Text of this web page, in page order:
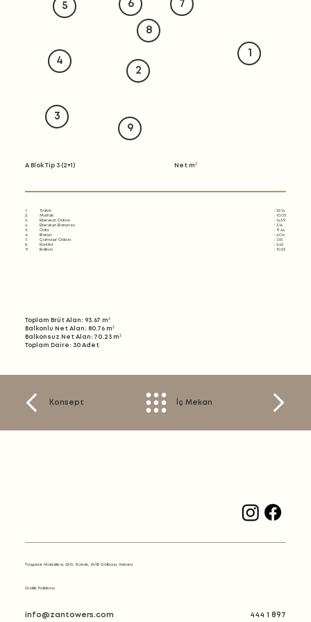
1
2
3
4
5 6 7
8
9
A Blok Tip 3 (2+1) Net m²
1.
2.
3.
4.
5.
6.
7.
8.
9.
Salon
Mutfak
Ebeveyn Odası
Ebeveyn Banyosu
Oda
Banyo
Çamaşır Odası
Koridor
Balkon
: 22.14
: 10.05
: 14.39
: 3.14
: 9.44
: 4.06
: 1.55
: 5.45
: 10.53
Toplam Brüt Alan: 93.67 m²
Balkonlu Net Alan: 80.76 m²
Balkonsuz Net Alan: 70.23 m²
Toplam Daire: 30 Adet
Konsept İç Mekan
Tașpınar Mahallesi, 2813. Sokak, 1A/B Gölbașı, Ankara
Gizlilik Politikası
info@zantowers.com 444 1 897